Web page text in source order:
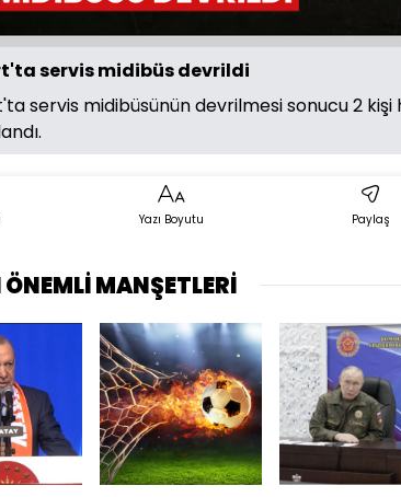
servis midibüs devrildi
servis midibüsünün devrilmesi sonucu 2 kişi
Yazı Boyutu Paylaş
MANŞETLERİ